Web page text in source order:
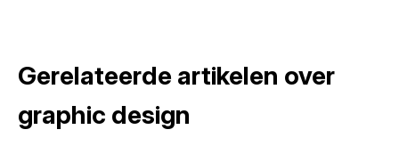
Gerelateerde artikelen over
graphic design